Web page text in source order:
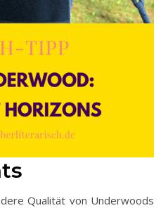
Qualität von Underwoods